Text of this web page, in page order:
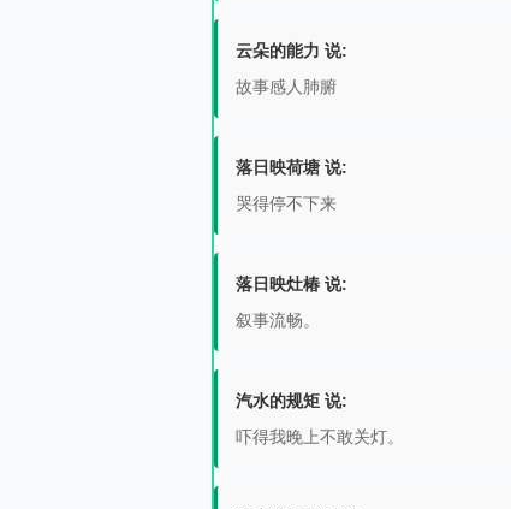
云朵的能力 说:
故事感人肺腑
落日映荷塘 说:
哭得停不下来
落日映灶椿 说:
叙事流畅。
汽水的规矩 说:
吓得我晚上不敢关灯。